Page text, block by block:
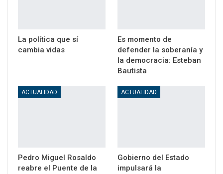
La política que sí
cambia vidas
Es momento de
defender la soberanía y
la democracia: Esteban
Bautista
ACTUALIDAD
Pedro Miguel Rosaldo
reabre el Puente de la
ACTUALIDAD
Gobierno del Estado
impulsará la